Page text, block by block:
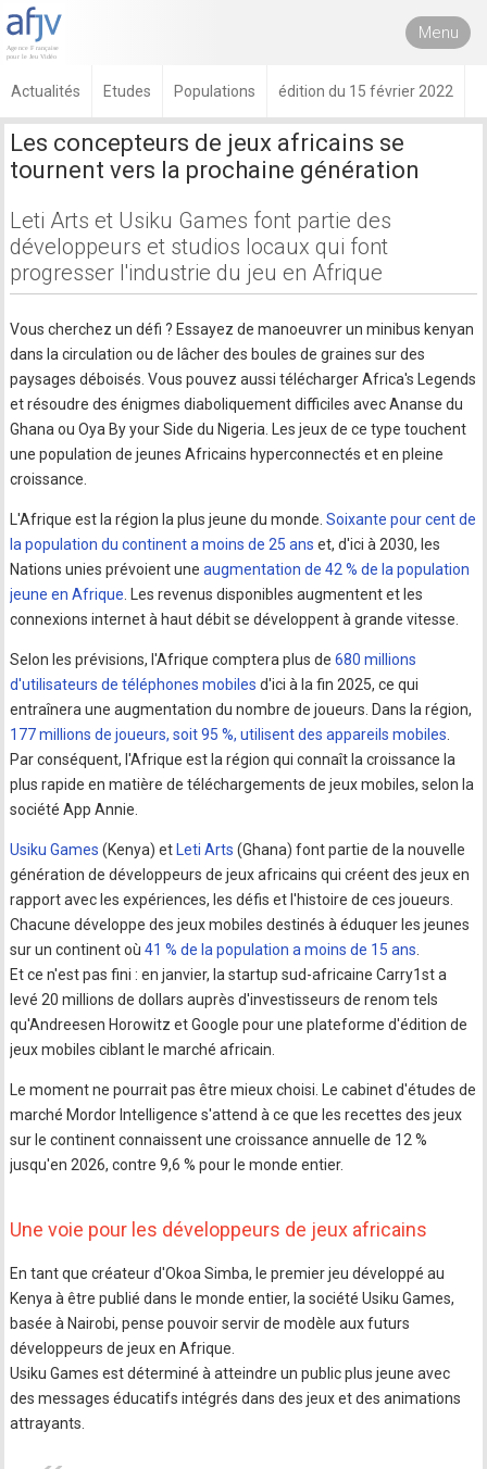
Menu
Actualités Etudes Populations édition du 15 février 2022
Les concepteurs de jeux africains se
tournent vers la prochaine génération
Leti Arts et Usiku Games font partie des
développeurs et studios locaux qui font
progresser l'industrie du jeu en Afrique
Vous cherchez un défi ? Essayez de manoeuvrer un minibus kenyan
dans la circulation ou de lâcher des boules de graines sur des
paysages déboisés. Vous pouvez aussi télécharger Africa's Legends
et résoudre des énigmes diaboliquement difficiles avec Ananse du
Ghana ou Oya By your Side du Nigeria. Les jeux de ce type touchent
une population de jeunes Africains hyperconnectés et en pleine
croissance.
L'Afrique est la région la plus jeune du monde.Soixante pour cent de
la population du continent a moins de 25 ans et, d'ici à 2030, les
Nations unies prévoient uneaugmentation de 42 % de la population
jeune en Afrique . Les revenus disponibles augmentent et les
connexions internet à haut débit se développent à grande vitesse.
Selon les prévisions, l'Afrique comptera plus de680 millions
d'utilisateurs de téléphones mobiles d'ici à la fin 2025, ce qui
entraînera une augmentation du nombre de joueurs. Dans la région,
177 millions de joueurs, soit 95 %, utilisent des appareils mobiles
Par conséquent, l'Afrique est la région qui connaît la croissance la
plus rapide en matière de téléchargements de jeux mobiles, selon la
société App Annie.
Usiku Games (Kenya) et Leti Arts (Ghana) font partie de la nouvelle
génération de développeurs de jeux africains qui créent des jeux en
rapport avec les expériences, les défis et l'histoire de ces joueurs.
Chacune développe des jeux mobiles destinés à éduquer les jeunes
sur un continent où41 % de la population a moins de 15 ans
Et ce n'est pas fini : en janvier, la startup sud-africaine Carry1st a
levé 20 millions de dollars auprès d'investisseurs de renom tels
qu'Andreesen Horowitz et Google pour une plateforme d'édition de
jeux mobiles ciblant le marché africain.
Le moment ne pourrait pas être mieux choisi. Le cabinet d'études de
marché Mordor Intelligence s'attend à ce que les recettes des jeux
sur le continent connaissent une croissance annuelle de 12 %
jusqu'en 2026, contre 9,6 % pour le monde entier.
Une voie pour les développeurs de jeux africains
En tant que créateur d'Okoa Simba, le premier jeu développé au
Kenya à être publié dans le monde entier, la société Usiku Games,
basée à Nairobi, pense pouvoir servir de modèle aux futurs
développeurs de jeux en Afrique.
Usiku Games est déterminé à atteindre un public plus jeune avec
des messages éducatifs intégrés dans des jeux et des animations
attrayants.